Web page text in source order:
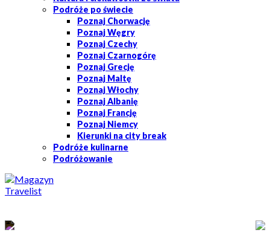
Podróże po świecie
Poznaj Chorwację
Poznaj Węgry
Poznaj Czechy
Poznaj Czarnogórę
Poznaj Grecję
Poznaj Maltę
Poznaj Włochy
Poznaj Albanię
Poznaj Francję
Poznaj Niemcy
Kierunki na city break
Podróże kulinarne
Podróżowanie